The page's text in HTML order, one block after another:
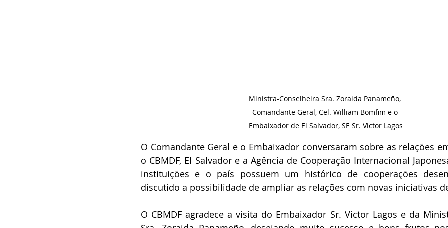
Ministra-Conselheira Sra. Zoraida Panameño,
Comandante Geral, Cel. William Bomfim e o
Embaixador de El Salvador, SE Sr. Victor Lagos
O Comandante Geral e o Embaixador conversaram sobre as relações
o CBMDF, El Salvador e a Agência de Cooperação Internacional
instituições e o país possuem um histórico de cooperações
discutido a possibilidade de ampliar as relações com novas iniciativas
O CBMDF agradece a visita do Embaixador Sr. Victor Lagos e da